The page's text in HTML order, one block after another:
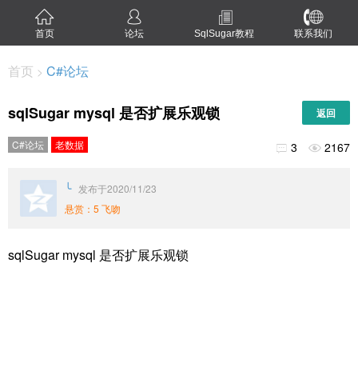
首页 论坛 SqlSugar教程 联系我们
首页 > C#论坛
sqlSugar mysql 是否扩展乐观锁 返回
C#论坛 老数据  3  2167
╰ 发布于2020/11/23
悬赏：5 飞吻
sqlSugar mysql 是否扩展乐观锁